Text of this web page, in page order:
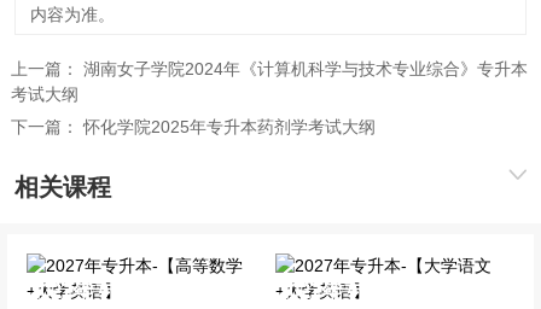
内容为准。
上一篇： 湖南女子学院2024年《计算机科学与技术专业综合》专升本
考试大纲
下一篇：怀化学院2025年专升本药剂学考试大纲
相关课程
2027年专升本-【高等数学
2027年专升本-【大学语文